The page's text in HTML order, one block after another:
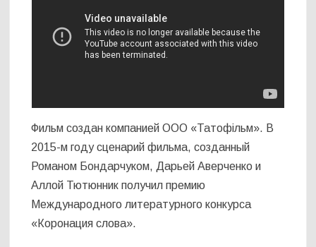
Фильм создан компанией ООО «Татофільм». В
2015-м году сценарий фильма, созданный
Романом Бондарчуком, Дарьей Аверченко и
Аллой Тютюнник получил премию
Международного литературного конкурса
«Коронация слова».